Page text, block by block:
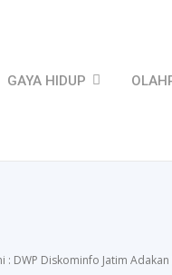
GAYA HIDUP
: DWP Diskominfo Jatim